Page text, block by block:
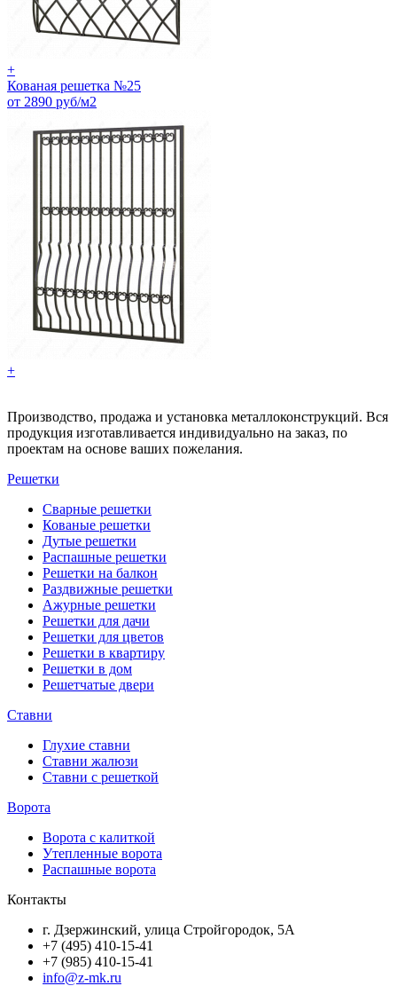
+
Кованая решетка №25
от 2890 руб/м2
+
Производство, продажа и установка металлоконструкций. Вся
продукция изготавливается индивидуально на заказ, по
проектам на основе ваших пожелания.
Решетки
Сварные решетки
Кованые решетки
Дутые решетки
Распашные решетки
Решетки на балкон
Раздвижные решетки
Ажурные решетки
Решетки для дачи
Решетки для цветов
Решетки в квартиру
Решетки в дом
Решетчатые двери
Ставни
Глухие ставни
Ставни жалюзи
Ставни с решеткой
Ворота
Ворота с калиткой
Утепленные ворота
Распашные ворота
Контакты
г. Дзержинский, улица Стройгородок, 5А
+7 (495) 410-15-41
+7 (985) 410-15-41
info@z-mk.ru